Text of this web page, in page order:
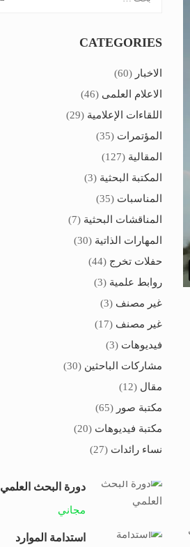
CATEGORIES
الاخبار (60)
الاعلام العلمى (46)
اللقاءات الإعلامية (29)
المؤتمرات (35)
المقالية (127)
المكتبة البحثية (3)
المناسبات (35)
المناقشات البحثية (7)
المهارات الذاتية (30)
حفلات تخرج (44)
روابط علمية (3)
غير مصنف (3)
غير مصنف (17)
فيديوهات (3)
مشاركات الباحثين (30)
مقال (12)
مكتبة صور (65)
مكتبة فيديوهات (20)
نساء رائدات (27)
دورة البحث العلمي
مجاني
استدامة الموارد